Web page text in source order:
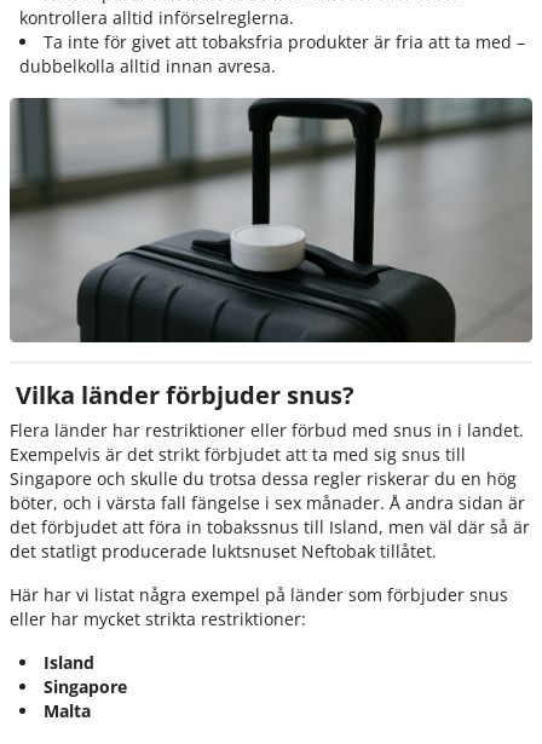
kontrollera alltid införselreglerna.
Ta inte för givet att tobaksfria produkter är fria att ta med –
dubbelkolla alltid innan avresa.
Vilka länder förbjuder snus?
Flera länder har restriktioner eller förbud med snus in i landet.
Exempelvis är det strikt förbjudet att ta med sig snus till
Singapore och skulle du trotsa dessa regler riskerar du en hög
böter, och i värsta fall fängelse i sex månader. Å andra sidan är
det förbjudet att föra in tobakssnus till Island, men väl där så är
det statligt producerade luktsnuset Neftobak tillåtet.
Här har vi listat några exempel på länder som förbjuder snus
eller har mycket strikta restriktioner:
Island
Singapore
Malta